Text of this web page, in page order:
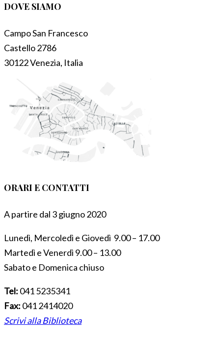
DOVE SIAMO
Campo San Francesco
Castello 2786
30122 Venezia, Italia
ORARI E CONTATTI
A partire dal 3 giugno 2020
Lunedì, Mercoledì e Giovedì 9.00 – 17.00
Martedì e Venerdì 9.00 – 13.00
Sabato e Domenica chiuso
Tel: 041 5235341
Fax: 041 2414020
Scrivi alla Biblioteca